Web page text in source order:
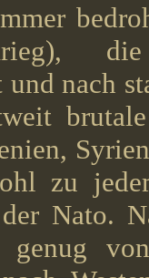
und nach
zu
Nato.
genug